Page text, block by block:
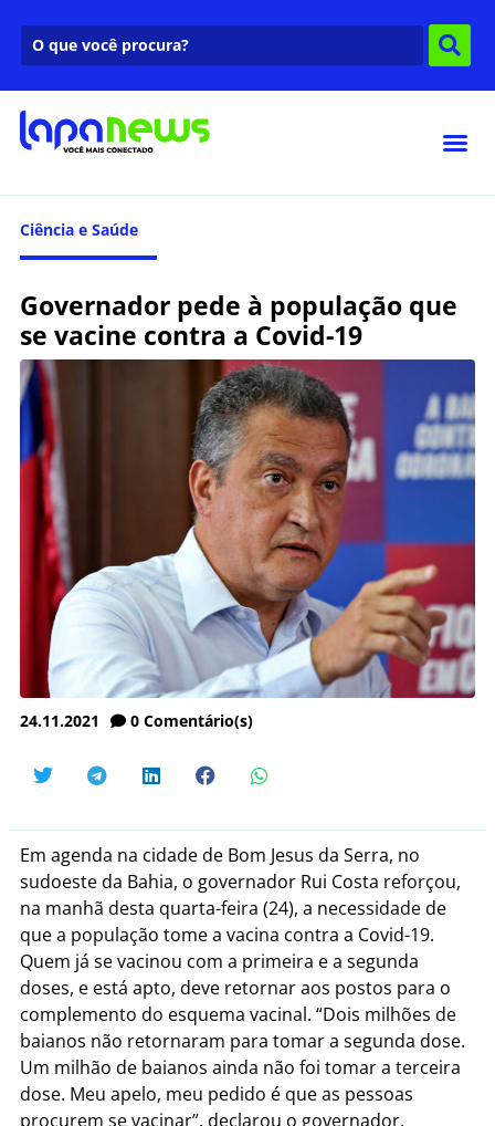
Ciência e Saúde
Governador pede à população que
se vacine contra a Covid-19
24.11.2021 0 Comentário(s)
Em agenda na cidade de Bom Jesus da Serra, no
sudoeste da Bahia, o governador Rui Costa reforçou,
na manhã desta quarta-feira (24), a necessidade de
que a população tome a vacina contra a Covid-19.
Quem já se vacinou com a primeira e a segunda
doses, e está apto, deve retornar aos postos para o
complemento do esquema vacinal. “Dois milhões de
baianos não retornaram para tomar a segunda dose.
Um milhão de baianos ainda não foi tomar a terceira
dose. Meu apelo, meu pedido é que as pessoas
procurem se vacinar”, declarou o governador.